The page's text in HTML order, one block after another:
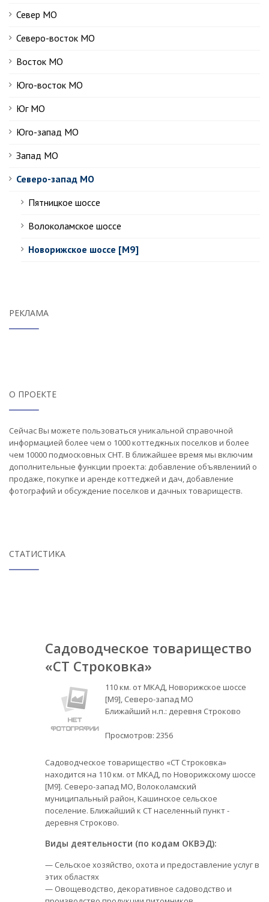
Север МО
Северо-восток МО
Восток МО
Юго-восток МО
Юг МО
Юго-запад МО
Запад МО
Северо-запад МО
Пятницкое шоссе
Волоколамское шоссе
Новорижское шоссе [М9]
РЕКЛАМА
О ПРОЕКТЕ
Сейчас Вы можете пользоваться уникальной справочной
информацией более чем о 1000 коттеджных поселков и более
чем 10000 подмосковных СНТ. В ближайшее время мы включим
дополнительные функции проекта: добавление объявлениий о
продаже, покупке и аренде коттеджей и дач, добавление
фотографий и обсуждение поселков и дачных товариществ.
СТАТИСТИКА
Садоводческое товарищество
«СТ Строковка»
110 км. от МКАД, Новорижское шоссе
[М9], Северо-запад МО
Ближайший н.п.: деревня Строково
Просмотров: 2356
Садоводческое товарищество «СТ Строковка»
находится на 110 км. от МКАД, по Новорижскому шоссе
[М9]. Северо-запад МО, Волоколамский
муниципальный район, Кашинское сельское
поселение. Ближайший к СТ населенный пункт -
деревня Строково.
Виды деятельности (по кодам ОКВЭД):
— Сельское хозяйство, охота и предоставление услуг в
этих областях
— Овощеводство, декоративное садоводство и